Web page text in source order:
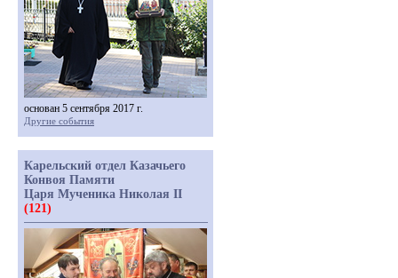
основан 5 сентября 2017 г.
Другие события
Карельский отдел Казачьего
Конвоя Памяти
Царя Мученика Николая II
(121)